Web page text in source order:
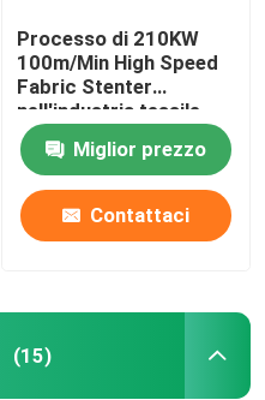
Processo di 210KW
100m/Min High Speed
Fabric Stenter
nell'industria tessile
2800mm
Miglior prezzo
Contattaci
(15)